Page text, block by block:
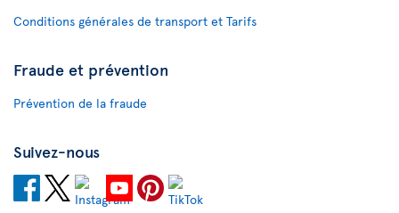
Conditions générales de transport et Tarifs
Fraude et prévention
Prévention de la fraude
Suivez-nous